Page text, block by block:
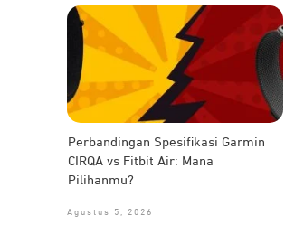
Perbandingan Spesifikasi Garmin
CIRQA vs Fitbit Air: Mana
Pilihanmu?
Agustus 5, 2026